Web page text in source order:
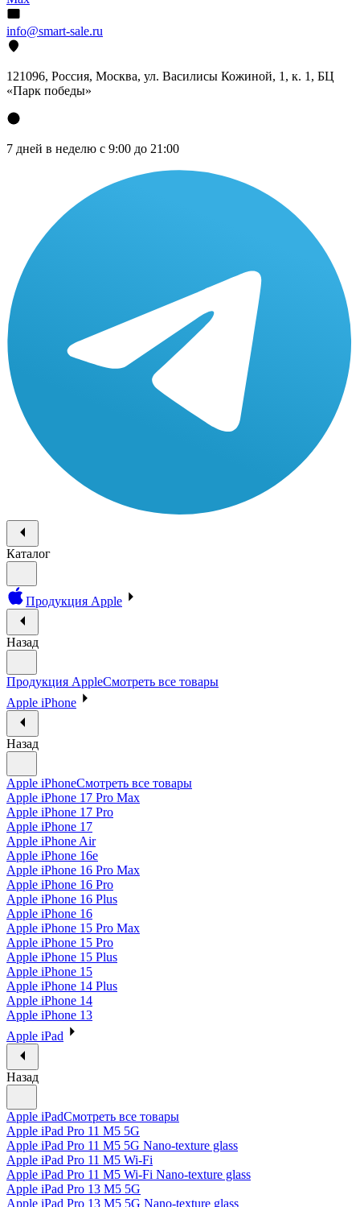
info@smart-sale.ru
121096, Россия, Москва, ул. Василисы Кожиной, 1, к. 1, БЦ
«Парк победы»
7 дней в неделю с 9:00 до 21:00
Каталог
Продукция Apple
Назад
Продукция AppleСмотреть все товары
Apple iPhone
Назад
Apple iPhoneСмотреть все товары
Apple iPhone 17 Pro Max
Apple iPhone 17 Pro
Apple iPhone 17
Apple iPhone Air
Apple iPhone 16e
Apple iPhone 16 Pro Max
Apple iPhone 16 Pro
Apple iPhone 16 Plus
Apple iPhone 16
Apple iPhone 15 Pro Max
Apple iPhone 15 Pro
Apple iPhone 15 Plus
Apple iPhone 15
Apple iPhone 14 Plus
Apple iPhone 14
Apple iPhone 13
Apple iPad
Назад
Apple iPadСмотреть все товары
Apple iPad Pro 11 M5 5G
Apple iPad Pro 11 M5 5G Nano-texture glass
Apple iPad Pro 11 M5 Wi-Fi
Apple iPad Pro 11 M5 Wi-Fi Nano-texture glass
Apple iPad Pro 13 M5 5G
Apple iPad Pro 13 M5 5G Nano-texture glass